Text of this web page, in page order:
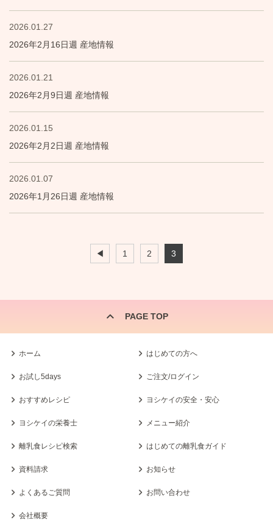
2026.01.27
2026年2月16日週 産地情報
2026.01.21
2026年2月9日週 産地情報
2026.01.15
2026年2月2日週 産地情報
2026.01.07
2026年1月26日週 産地情報
◀ 1 2 3
PAGE TOP
ホーム はじめての方へ
お試し5days ご注文/ログイン
おすすめレシピ ヨシケイの安全・安心
ヨシケイの栄養士 メニュー紹介
離乳食レシピ検索 はじめての離乳食ガイド
資料請求 お知らせ
よくあるご質問 お問い合わせ
会社概要